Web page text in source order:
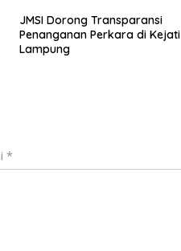
JMSI Dorong Transparansi
Penanganan Perkara di Kejati
Lampung
*